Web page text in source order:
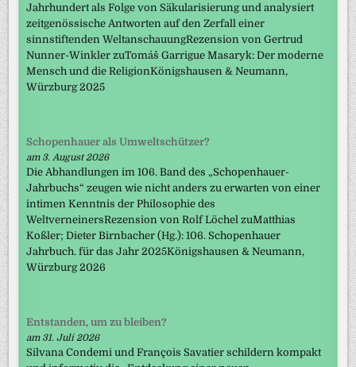
Jahrhundert als Folge von Säkularisierung und analysiert
zeitgenössische Antworten auf den Zerfall einer
sinnstiftenden WeltanschauungRezension von Gertrud
Nunner-Winkler zuTomáš Garrigue Masaryk: Der moderne
Mensch und die ReligionKönigshausen & Neumann,
Würzburg 2025
Schopenhauer als Umweltschützer?
am 3. August 2026
Die Abhandlungen im 106. Band des „Schopenhauer-
Jahrbuchs“ zeugen wie nicht anders zu erwarten von einer
intimen Kenntnis der Philosophie des
WeltverneinersRezension von Rolf Löchel zuMatthias
Koßler; Dieter Birnbacher (Hg.): 106. Schopenhauer
Jahrbuch. für das Jahr 2025Königshausen & Neumann,
Würzburg 2026
Entstanden, um zu bleiben?
am 31. Juli 2026
Silvana Condemi und François Savatier schildern kompakt